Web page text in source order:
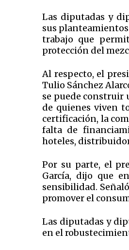
Las diputadas y
sus
trabajo que
protección del
Al respecto, el
Tulio Sánchez
se puede construir
de quienes viven
certificación, la
falta de
hoteles,
Por su parte, el
García, dijo que
sensibilidad.
promover el
Las diputadas y
en el